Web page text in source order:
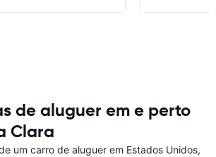
de aluguer em e perto
Clara
um carro de aluguer em Estados Unidos,